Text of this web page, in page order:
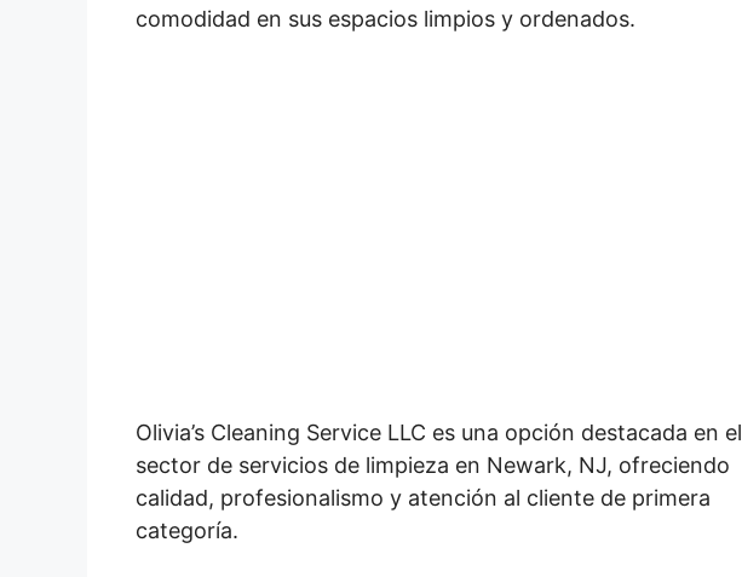
comodidad en sus espacios limpios y ordenados.
Olivia’s Cleaning Service LLC es una opción destacada en el
sector de servicios de limpieza en Newark, NJ, ofreciendo
calidad, profesionalismo y atención al cliente de primera
categoría.